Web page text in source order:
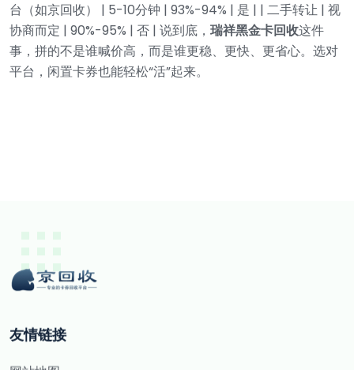
台（如京回收） | 5-10分钟 | 93%-94% | 是 | | 二手转让 | 视
协商而定 | 90%-95% | 否 | 说到底， 瑞祥黑金卡回收这件
事，拼的不是谁喊价高，而是谁更稳、更快、更省心。选对
平台，闲置卡券也能轻松“活”起来。
友情链接